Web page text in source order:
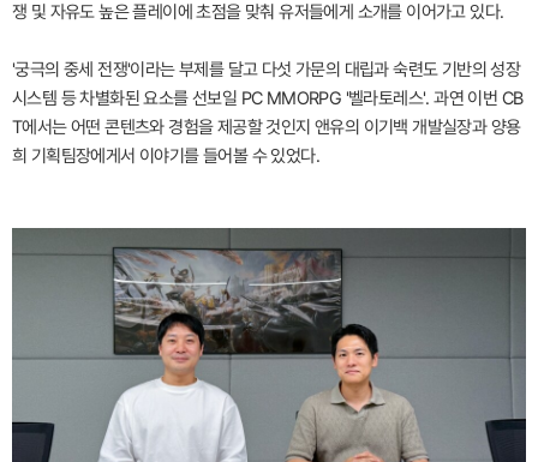
쟁 및 자유도 높은 플레이에 초점을 맞춰 유저들에게 소개를 이어가고 있다.
'궁극의 중세 전쟁'이라는 부제를 달고 다섯 가문의 대립과 숙련도 기반의 성장
시스템 등 차별화된 요소를 선보일 PC MMORPG '벨라토레스'. 과연 이번 CB
T에서는 어떤 콘텐츠와 경험을 제공할 것인지 앤유의 이기백 개발실장과 양용
희 기획팀장에게서 이야기를 들어볼 수 있었다.